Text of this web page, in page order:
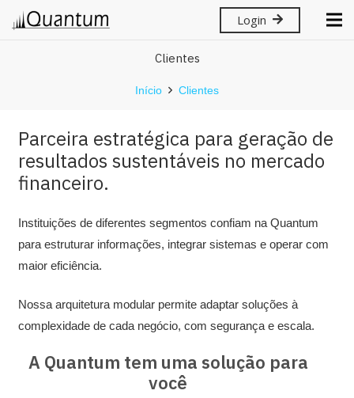
Login
Clientes
Início Clientes
Parceira estratégica para geração de
resultados sustentáveis no mercado
financeiro.
Instituições de diferentes segmentos confiam na Quantum
para estruturar informações, integrar sistemas e operar com
maior eficiência.
Nossa arquitetura modular permite adaptar soluções à
complexidade de cada negócio, com segurança e escala.
A Quantum tem uma solução para
você